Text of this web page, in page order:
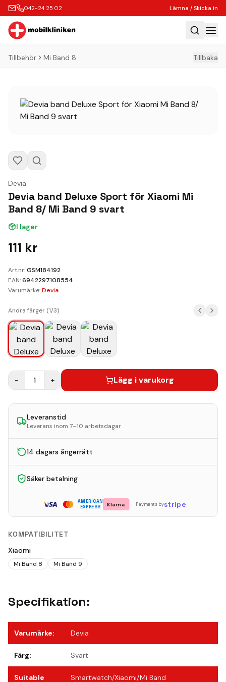
042-24 25 02 Lämna / Skicka in
Hem
Köp
Tillbehör
Lämna / Skicka in
Företagskunder
Butik
Kontakt
Kundvagn
Tillbehör Mi Band 8 Tillbaka
Devia
Devia band Deluxe Sport för Xiaomi Mi
Band 8/ Mi Band 9 svart
I lager
111 kr
Art.nr:GSM184192
EAN:6942297108554
Varumärke:Devia
Andra färger (1/3)
− 1 + Lägg i varukorg
Leveranstid
Leverans inom 7–10 arbetsdagar
14 dagars ångerrätt
Säker betalning
AMERICAN
EXPRESS
Klarna Payments bystripe
KOMPATIBILITET
Xiaomi
Mi Band 8 Mi Band 9
Specifikation:
Varumärke: Devia
Färg: Svart
Suitable
Smartwatch/Xiaomi/Mi Band